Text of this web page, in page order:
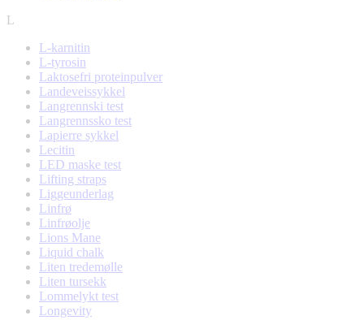
L
L-karnitin
L-tyrosin
Laktosefri proteinpulver
Landeveissykkel
Langrennski test
Langrennssko test
Lapierre sykkel
Lecitin
LED maske test
Lifting straps
Liggeunderlag
Linfrø
Linfrøolje
Lions Mane
Liquid chalk
Liten tredemølle
Liten tursekk
Lommelykt test
Longevity